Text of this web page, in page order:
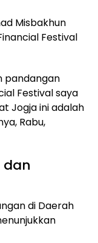
Misbakhun
Festival
pandangan
Festival saya
Jogja ini adalah
Rabu,
dan
di Daerah